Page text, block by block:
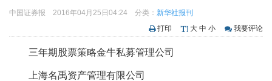
中国证券报 2016年04月25日04:24 分类： 新华社报刊
打印
大 中 小 我要评论
三年期股票策略金牛私募管理公司
上海名禹资产管理有限公司